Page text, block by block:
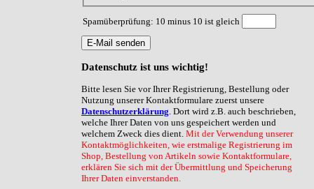
Spamüberprüfung: 10 minus 10 ist gleich
E-Mail senden
Datenschutz ist uns wichtig!
Bitte lesen Sie vor Ihrer Registrierung, Bestellung oder
Nutzung unserer Kontaktformulare zuerst unsere
Datenschutzerklärung. Dort wird z.B. auch beschrieben,
welche Ihrer Daten von uns gespeichert werden und
welchem Zweck dies dient. Mit der Verwendung unserer
Kontaktmöglichkeiten, wie erstmalige Registrierung im
Shop, Bestellung von Artikeln sowie Kontaktformulare,
erklären Sie sich mit der Übermittlung und Speicherung
Ihrer Daten einverstanden.